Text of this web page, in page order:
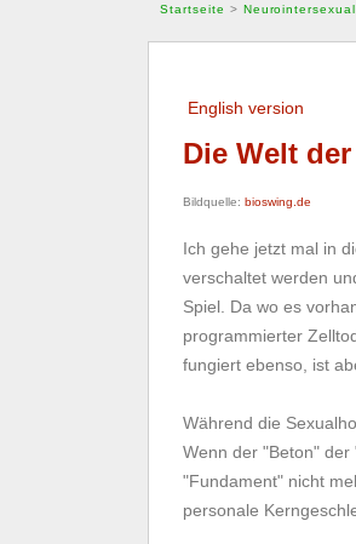
Startseite >
English version
Die Welt
Bildquelle: bioswing.de
Ich gehe jetzt mal in
verschaltet werden
Spiel. Da wo es
programmierter
fungiert ebenso, ist
Während die
Wenn der "Beton"
"Fundament" nicht
personale